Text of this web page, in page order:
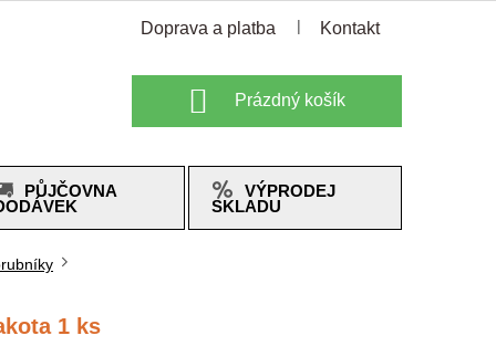
Doprava a platba Kontakt
Nákupní
košík
Prázdný košík
PŮJČOVNA
VÝPRODEJ
SKLADU
1 ks